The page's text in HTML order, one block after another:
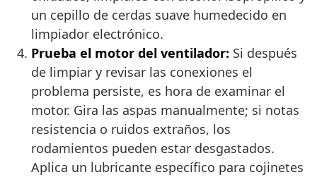
un cepillo de cerdas suave humedecido en
limpiador electrónico.
Prueba el motor del ventilador: Si después
de limpiar y revisar las conexiones el
problema persiste, es hora de examinar el
motor. Gira las aspas manualmente; si notas
resistencia o ruidos extraños, los
rodamientos pueden estar desgastados.
Aplica un lubricante específico para cojinetes